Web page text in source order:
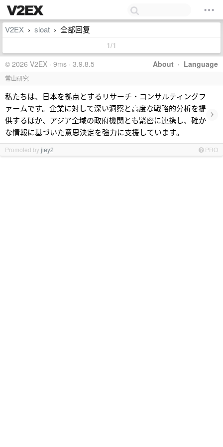
V2EX › sloat › 全部回复
1/1
About · Language
© 2026 V2EX · 9ms · 3.9.8.5
常山研究
私たちは、日本を拠点とするリサーチ・コンサルティングフ
ァームです。企業に対して深い洞察と高度な戦略的分析を提
供するほか、アジア全域の政府機関とも緊密に連携し、確か
な情報に基づいた意思決定を強力に支援しています。
›
Promoted byjiey2 PRO